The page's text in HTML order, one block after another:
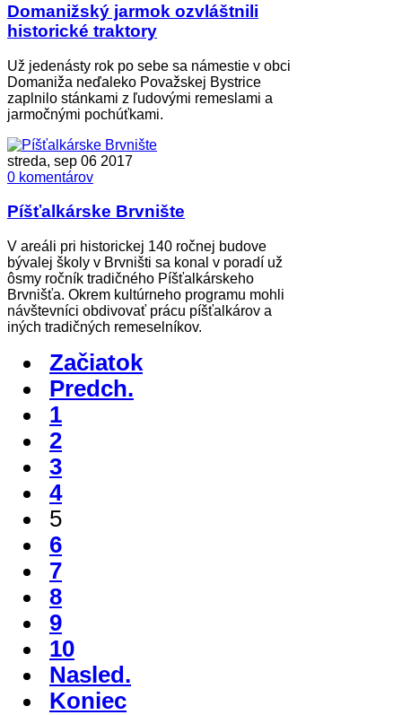
Domanižský jarmok ozvláštnili
historické traktory
Už jedenásty rok po sebe sa námestie v obci
Domaniža neďaleko Považskej Bystrice
zaplnilo stánkami z ľudovými remeslami a
jarmočnými pochúťkami.
streda, sep 06 2017
0 komentárov
Píšťalkárske Brvnište
V areáli pri historickej 140 ročnej budove
bývalej školy v Brvništi sa konal v poradí už
ôsmy ročník tradičného Píšťalkárskeho
Brvnišťa. Okrem kultúrneho programu mohli
návštevníci obdivovať prácu píšťalkárov a
iných tradičných remeselníkov.
Začiatok
Predch.
1
2
3
4
5
6
7
8
9
10
Nasled.
Koniec